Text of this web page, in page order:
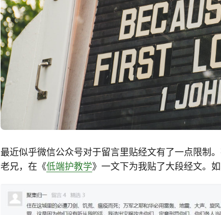
最近似乎微信公众号对于留言里贴经文有了一点限制
老兄，在《低端护教学》一文下为我贴了大段经文。如